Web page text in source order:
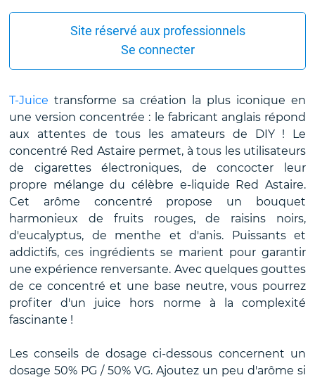
Site réservé aux professionnels
Se connecter
T-Juice transforme sa création la plus iconique en
une version concentrée : le fabricant anglais répond
aux attentes de tous les amateurs de DIY ! Le
concentré Red Astaire permet, à tous les utilisateurs
de cigarettes électroniques, de concocter leur
propre mélange du célèbre e-liquide Red Astaire.
Cet arôme concentré propose un bouquet
harmonieux de fruits rouges, de raisins noirs,
d'eucalyptus, de menthe et d'anis. Puissants et
addictifs, ces ingrédients se marient pour garantir
une expérience renversante. Avec quelques gouttes
de ce concentré et une base neutre, vous pourrez
profiter d'un juice hors norme à la complexité
fascinante !
Les conseils de dosage ci-dessous concernent un
dosage 50% PG / 50% VG. Ajoutez un peu d'arôme si